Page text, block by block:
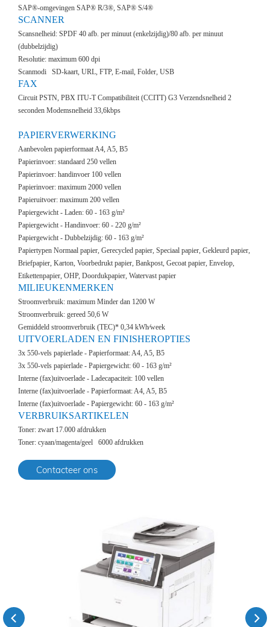
SAP®-omgevingen SAP® R/3®, SAP® S/4®
SCANNER
Scansnelheid: SPDF 40 afb. per minuut (enkelzijdig)/80 afb. per minuut
(dubbelzijdig)
Resolutie: maximum 600 dpi
Scanmodi SD-kaart, URL, FTP, E-mail, Folder, USB
FAX
Circuit PSTN, PBX ITU-T Compatibiliteit (CCITT) G3 Verzendsnelheid 2
seconden Modemsnelheid 33,6kbps
PAPIERVERWERKING
Aanbevolen papierformaat A4, A5, B5
Papierinvoer: standaard 250 vellen
Papierinvoer: handinvoer 100 vellen
Papierinvoer: maximum 2000 vellen
Papieruitvoer: maximum 200 vellen
Papiergewicht - Laden: 60 - 163 g/m²
Papiergewicht - Handinvoer: 60 - 220 g/m²
Papiergewicht - Dubbelzijdig: 60 - 163 g/m²
Papiertypen Normaal papier, Gerecycled papier, Speciaal papier, Gekleurd papier,
Briefpapier, Karton, Voorbedrukt papier, Bankpost, Gecoat papier, Envelop,
Etikettenpapier, OHP, Doordukpapier, Watervast papier
MILIEUKENMERKEN
Stroomverbruik: maximum Minder dan 1200 W
Stroomverbruik: gereed 50,6 W
Gemiddeld stroomverbruik (TEC)* 0,34 kWh⁄week
UITVOERLADEN EN FINISHEROPTIES
3x 550-vels papierlade - Papierformaat: A4, A5, B5
3x 550-vels papierlade - Papiergewicht: 60 - 163 g/m²
Interne (fax)uitvoerlade - Ladecapaciteit: 100 vellen
Interne (fax)uitvoerlade - Papierformaat: A4, A5, B5
Interne (fax)uitvoerlade - Papiergewicht: 60 - 163 g/m²
VERBRUIKSARTIKELEN
Toner: zwart 17.000 afdrukken
Toner: cyaan/magenta/geel 6000 afdrukken
Contacteer ons
Previous Next